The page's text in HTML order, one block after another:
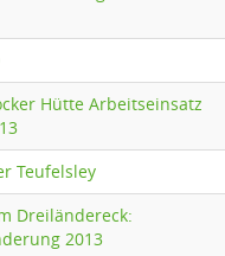
Hütte Arbeitseinsatz
Teufelsley
Dreiländereck:
2013